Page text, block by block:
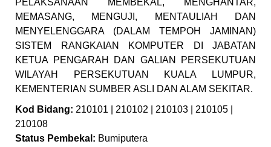
PELAKSANAAN MEMBEKAL, MENGHANTAR,
MEMASANG, MENGUJI, MENTAULIAH DAN
MENYELENGGARA (DALAM TEMPOH JAMINAN)
SISTEM RANGKAIAN KOMPUTER DI JABATAN
KETUA PENGARAH DAN GALIAN PERSEKUTUAN
WILAYAH PERSEKUTUAN KUALA LUMPUR,
KEMENTERIAN SUMBER ASLI DAN ALAM SEKITAR.
Kod Bidang: 210101 | 210102 | 210103 | 210105 |
210108
Status Pembekal: Bumiputera